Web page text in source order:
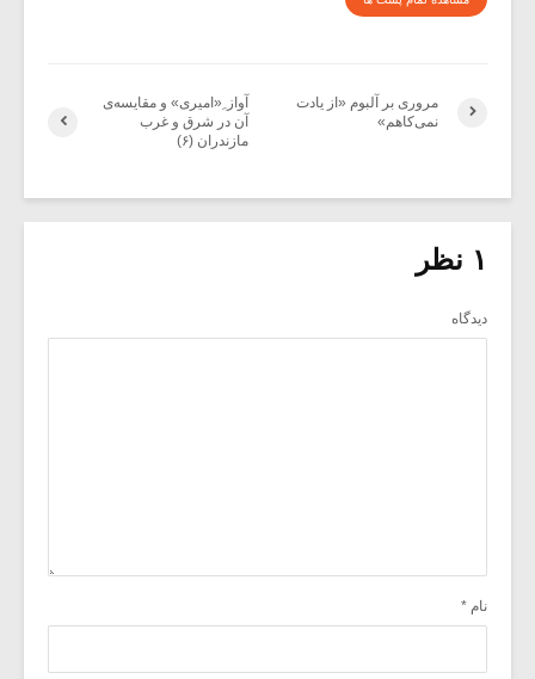
آواز ِ«امیری» و مقایسه‌ی
آن در شرق و غرب
مازندران (۶)
مروری بر آلبوم «از یادت
نمی‌کاهم»
۱ نظر
دیدگاه
نام *